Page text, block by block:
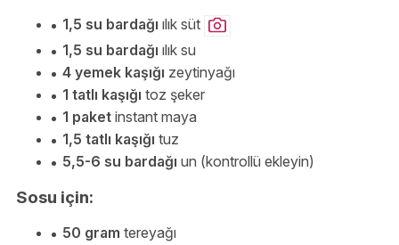
1,5 su bardağı ılık süt
1,5 su bardağı ılık su
4 yemek kaşığı zeytinyağı
1 tatlı kaşığı toz şeker
1 paket instant maya
1,5 tatlı kaşığı tuz
5,5-6 su bardağı un (kontrollü ekleyin)
Sosu için:
50 gram tereyağı